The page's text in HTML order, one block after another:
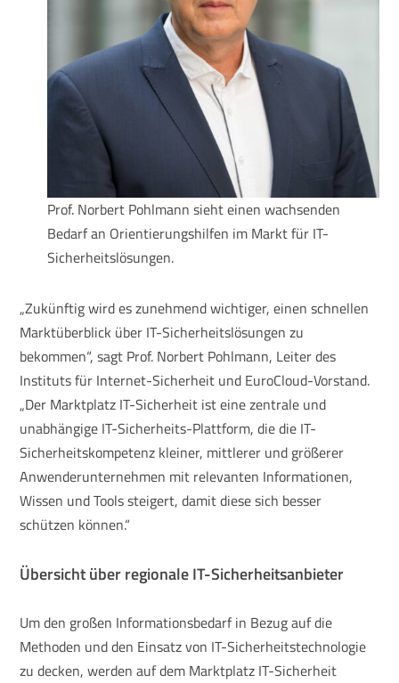
Prof. Norbert Pohlmann sieht einen wachsenden
Bedarf an Orientierungshilfen im Markt für IT-
Sicherheitslösungen.
„Zukünftig wird es zunehmend wichtiger, einen schnellen
Marktüberblick über IT-Sicherheitslösungen zu
bekommen“, sagt Prof. Norbert Pohlmann, Leiter des
Instituts für Internet-Sicherheit und EuroCloud-Vorstand.
„Der Marktplatz IT-Sicherheit ist eine zentrale und
unabhängige IT-Sicherheits-Plattform, die die IT-
Sicherheitskompetenz kleiner, mittlerer und größerer
Anwenderunternehmen mit relevanten Informationen,
Wissen und Tools steigert, damit diese sich besser
schützen können.“
Übersicht über regionale IT-Sicherheitsanbieter
Um den großen Informationsbedarf in Bezug auf die
Methoden und den Einsatz von IT-Sicherheitstechnologie
zu decken, werden auf dem Marktplatz IT-Sicherheit